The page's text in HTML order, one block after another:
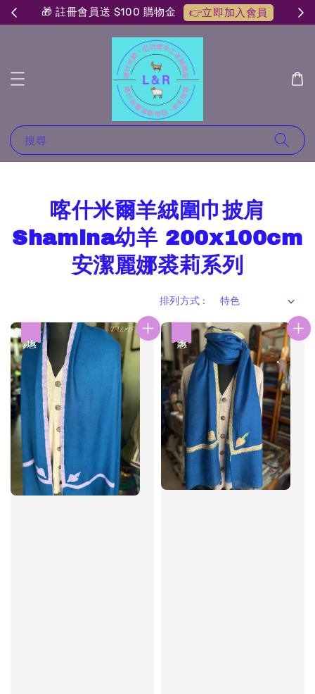
🎁 註冊會員送 $100 購物金 👉立即加入會員
搜尋
喀什米爾羊絨圍巾披肩
Shamina幼羊 200x100cm
安潔麗娜裘莉系列
排列方式 :